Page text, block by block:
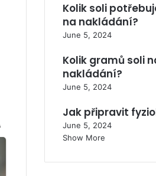
Kolik soli
na nakládání?
June 5, 2024
Kolik gramů soli
nakládání?
June 5, 2024
Jak připravit
June 5, 2024
Show More